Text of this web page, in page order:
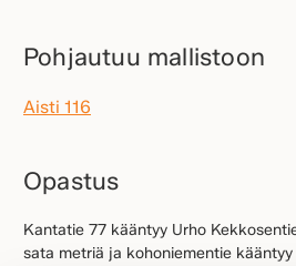
Pohjautuu mallistoon
Aisti 116
Opastus
Kantatie 77 kääntyy Urho
sata metriä ja kohoniementie